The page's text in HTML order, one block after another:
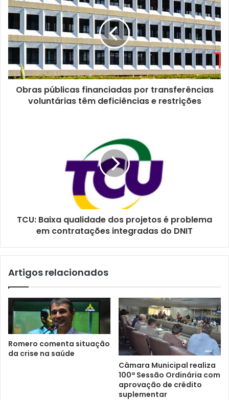
e
u
n
d
r
e
Obras públicas financiadas por transferências
voluntárias têm deficiências e restrições
TCU: Baixa qualidade dos projetos é problema
em contratações integradas do DNIT
Artigos relacionados
Romero comenta situação
da crise na saúde
Câmara Municipal realiza
100ª Sessão Ordinária com
aprovação de crédito
suplementar